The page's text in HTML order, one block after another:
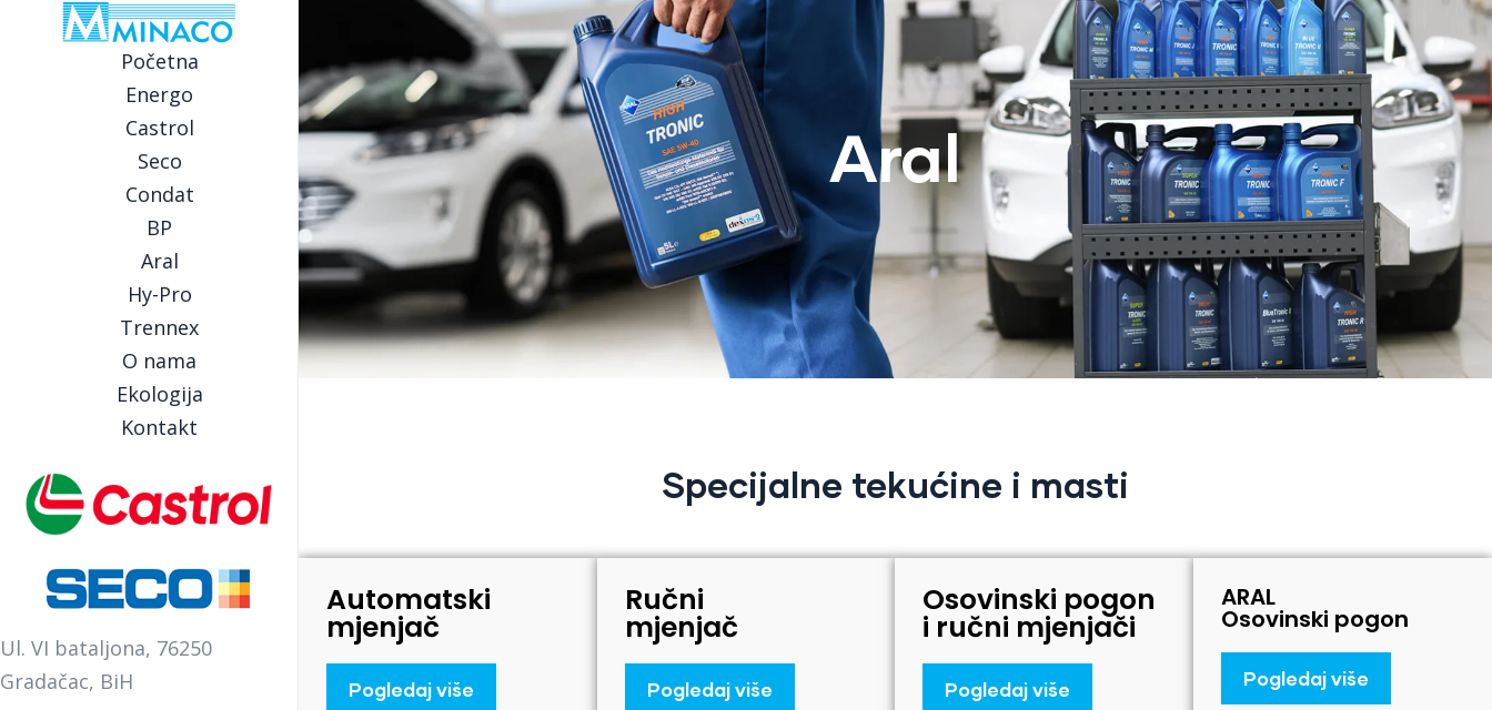
Početna
Energo
Castrol
Seco
Condat
BP
Aral
Hy-Pro
Trennex
O nama
Ekologija
Kontakt
Ul. VI bataljona, 76250
Gradačac, BiH
Aral
Specijalne tekućine i masti
Automatski
mjenjač
Pogledaj više
Ručni
mjenjač
Pogledaj više
Osovinski pogon
i ručni mjenjači
Pogledaj više
ARAL
Osovinski pogon
Pogledaj više